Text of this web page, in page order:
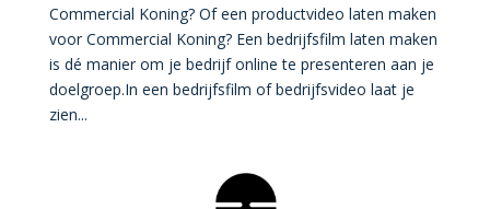
Commercial Koning? Of een productvideo laten maken
voor Commercial Koning? Een bedrijfsfilm laten maken
is dé manier om je bedrijf online te presenteren aan je
doelgroep.In een bedrijfsfilm of bedrijfsvideo laat je
zien...